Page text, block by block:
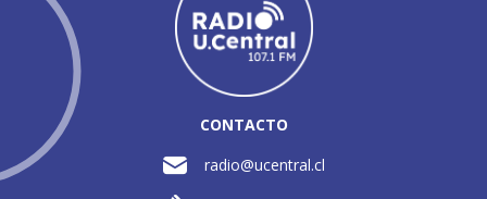
CONTACTO
radio@ucentral.cl